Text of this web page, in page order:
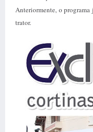
Anteriormente, o
trator.